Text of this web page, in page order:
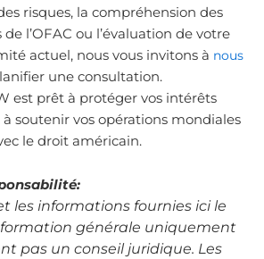
risques, la compréhension des
l’OFAC ou l’évaluation de votre
actuel, nous vous invitons à nous
une consultation.
est prêt à protéger vos intérêts
soutenir vos opérations mondiales
le droit américain.
les informations fournies ici le
générale uniquement
pas un conseil juridique. Les